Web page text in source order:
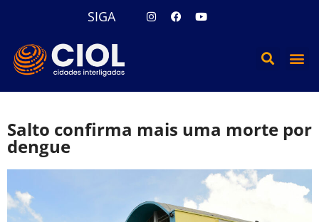
SIGA
Salto confirma mais uma morte por
dengue